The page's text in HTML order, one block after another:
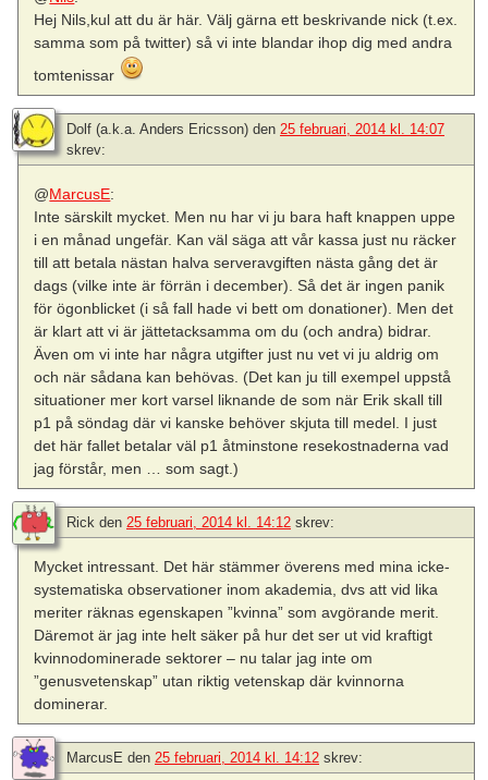
Hej Nils,kul att du är här. Välj gärna ett beskrivande nick (t.ex.
samma som på twitter) så vi inte blandar ihop dig med andra
tomtenissar
Dolf (a.k.a. Anders Ericsson) den 25 februari, 2014 kl. 14:07
skrev:
@MarcusE:
Inte särskilt mycket. Men nu har vi ju bara haft knappen uppe
i en månad ungefär. Kan väl säga att vår kassa just nu räcker
till att betala nästan halva serveravgiften nästa gång det är
dags (vilke inte är förrän i december). Så det är ingen panik
för ögonblicket (i så fall hade vi bett om donationer). Men det
är klart att vi är jättetacksamma om du (och andra) bidrar.
Även om vi inte har några utgifter just nu vet vi ju aldrig om
och när sådana kan behövas. (Det kan ju till exempel uppstå
situationer mer kort varsel liknande de som när Erik skall till
p1 på söndag där vi kanske behöver skjuta till medel. I just
det här fallet betalar väl p1 åtminstone resekostnaderna vad
jag förstår, men … som sagt.)
Rick den 25 februari, 2014 kl. 14:12 skrev:
Mycket intressant. Det här stämmer överens med mina icke-
systematiska observationer inom akademia, dvs att vid lika
meriter räknas egenskapen ”kvinna” som avgörande merit.
Däremot är jag inte helt säker på hur det ser ut vid kraftigt
kvinnodominerade sektorer – nu talar jag inte om
”genusvetenskap” utan riktig vetenskap där kvinnorna
dominerar.
MarcusE den 25 februari, 2014 kl. 14:12 skrev: